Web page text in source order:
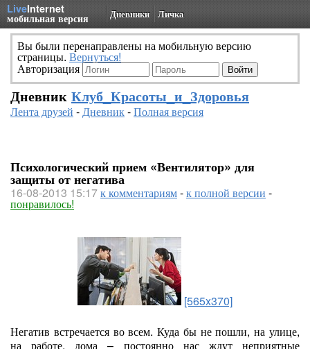
LiveInternet
мобильная версия Дневники Личка
Вы были перенаправлены на мобильную версию
страницы. Вернуться!
Авторизация
Дневник Клуб_Красоты_и_Здоровья
Лента друзей -Дневник-Полная версия
Психологический прием «Вентилятор» для
защиты от негатива
16-08-2013 15:17к комментариям-к полной версии -
понравилось!
[565x370]
Негатив встречается во всем. Куда бы не пошли, на улице,
на работе, дома – постоянно нас ждут неприятные